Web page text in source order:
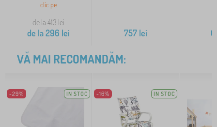
clic pe
de la 413lei
de la296 lei 757 lei
VĂ MAI RECOMANDĂM:
-29% IN STOC -16% IN STOC